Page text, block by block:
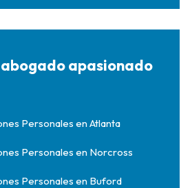
abogado apasionado
Personales en Atlanta
Personales en Norcross
Personales en Buford